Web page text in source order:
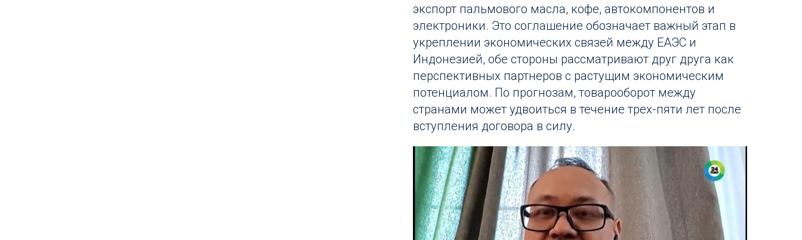
экспорт пальмового масла, кофе, автокомпонентов и
электроники. Это соглашение обозначает важный этап в
укреплении экономических связей между ЕАЭС и
Индонезией, обе стороны рассматривают друг друга как
перспективных партнеров с растущим экономическим
потенциалом. По прогнозам, товарооборот между
странами может удвоиться в течение трех-пяти лет после
вступления договора в силу.